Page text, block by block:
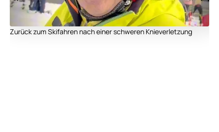
Zurück zum Skifahren nach einer schweren Knieverletzung